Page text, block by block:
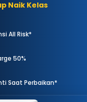
Naik Kelas
All Risk*
50%
Saat Perbaikan*